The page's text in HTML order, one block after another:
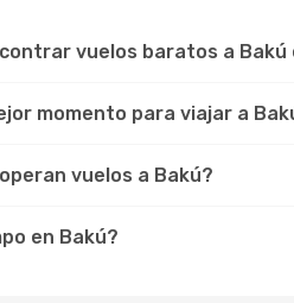
vuelos baratos a Bakú
momento para viajar a
vuelos a Bakú?
en Bakú?